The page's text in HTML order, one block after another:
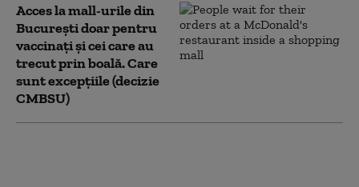
Acces la mall-urile din
București doar pentru
vaccinați și cei care au
trecut prin boală. Care
sunt excepțiile (decizie
CMBSU)